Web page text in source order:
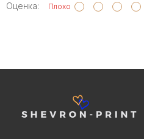
Оценка: Плохо